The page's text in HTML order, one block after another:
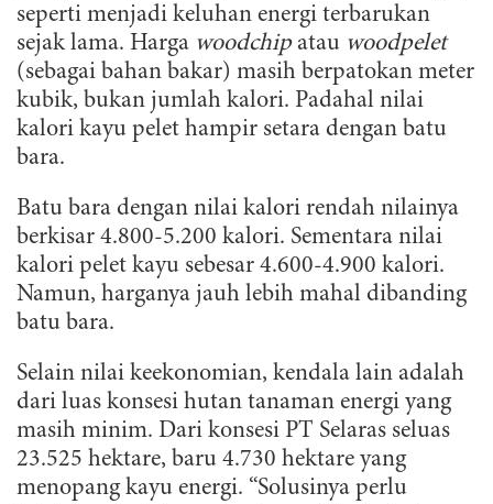
seperti menjadi keluhan energi terbarukan
sejak lama. Harga woodchipatau woodpelet
(sebagai bahan bakar) masih berpatokan meter
kubik, bukan jumlah kalori. Padahal nilai
kalori kayu pelet hampir setara dengan batu
bara.
Batu bara dengan nilai kalori rendah nilainya
berkisar 4.800-5.200 kalori. Sementara nilai
kalori pelet kayu sebesar 4.600-4.900 kalori.
Namun, harganya jauh lebih mahal dibanding
batu bara.
Selain nilai keekonomian, kendala lain adalah
dari luas konsesi hutan tanaman energi yang
masih minim. Dari konsesi PT Selaras seluas
23.525 hektare, baru 4.730 hektare yang
menopang kayu energi. “Solusinya perlu